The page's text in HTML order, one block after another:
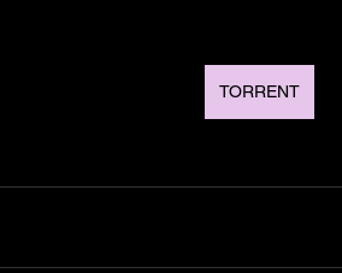
TORRENT